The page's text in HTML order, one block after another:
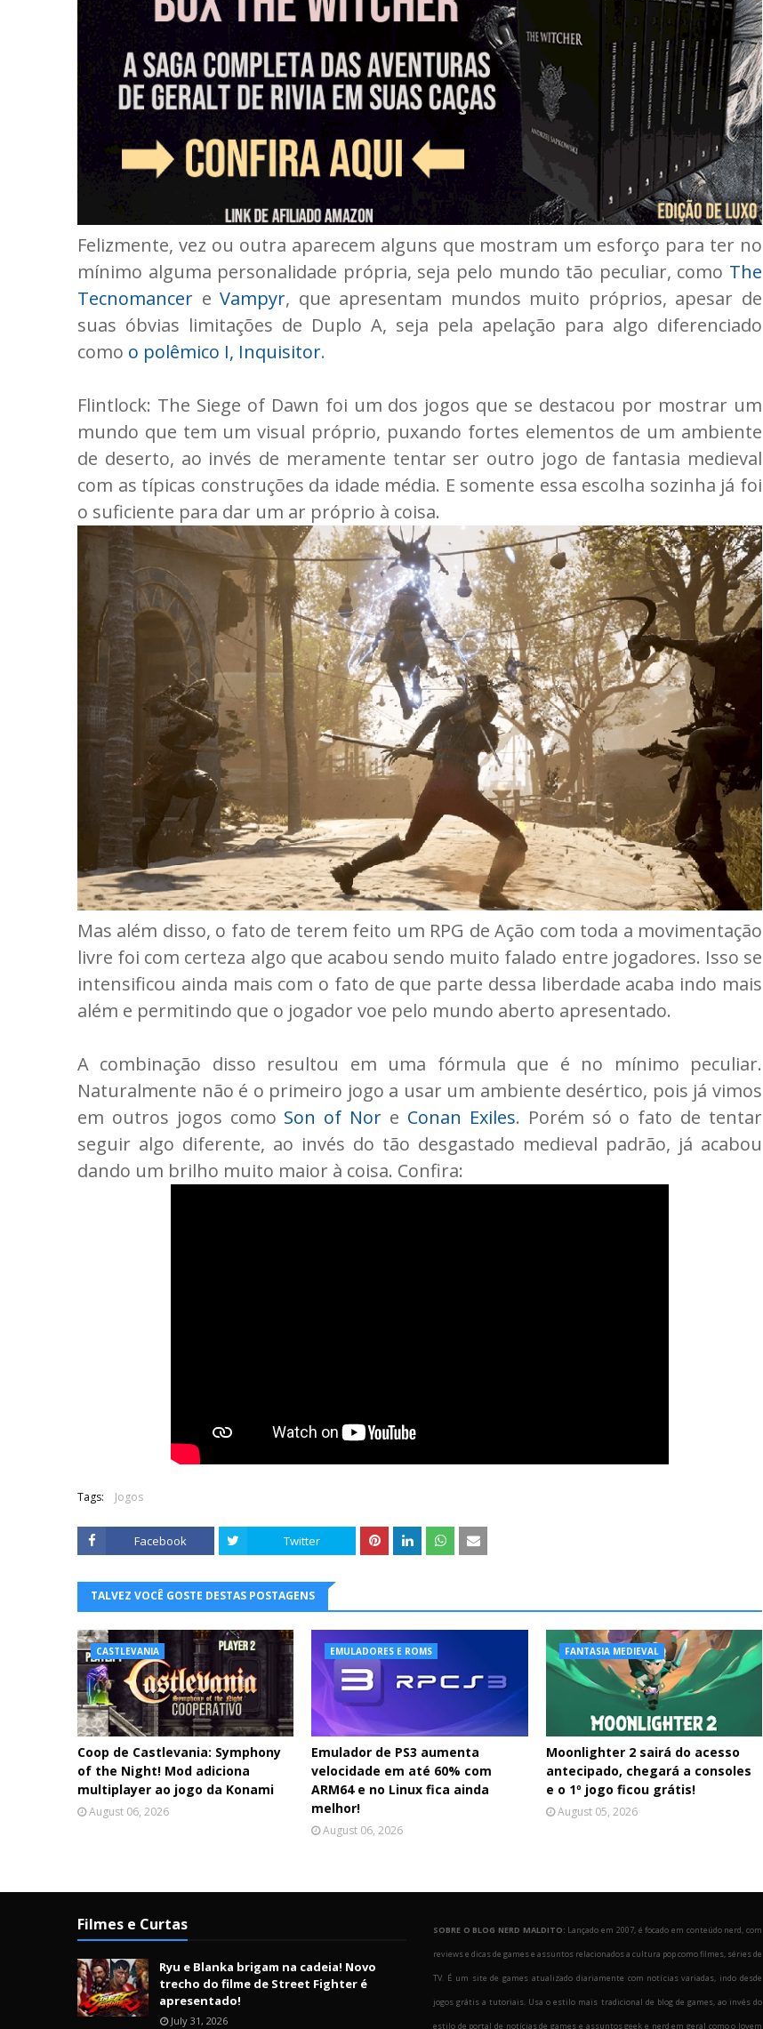
Felizmente, vez ou outra aparecem alguns que mostram um esforço para ter no
mínimo alguma personalidade própria, seja pelo mundo tão peculiar, como The
Tecnomancer eVampyr, que apresentam mundos muito próprios, apesar de
suas óbvias limitações de Duplo A, seja pela apelação para algo diferenciado
como o polêmico I, Inquisitor.
Flintlock: The Siege of Dawn foi um dos jogos que se destacou por mostrar um
mundo que tem um visual próprio, puxando fortes elementos de um ambiente
de deserto, ao invés de meramente tentar ser outro jogo de fantasia medieval
com as típicas construções da idade média. E somente essa escolha sozinha já foi
o suficiente para dar um ar próprio à coisa.
Mas além disso, o fato de terem feito um RPG de Ação com toda a movimentação
livre foi com certeza algo que acabou sendo muito falado entre jogadores. Isso se
intensificou ainda mais com o fato de que parte dessa liberdade acaba indo mais
além e permitindo que o jogador voe pelo mundo aberto apresentado.
A combinação disso resultou em uma fórmula que é no mínimo peculiar.
Naturalmente não é o primeiro jogo a usar um ambiente desértico, pois já vimos
em outros jogos como Son of Nor e Conan Exiles. Porém só o fato de tentar
seguir algo diferente, ao invés do tão desgastado medieval padrão, já acabou
dando um brilho muito maior à coisa. Confira:
Tags: Jogos
Facebook Twitter
TALVEZ VOCÊ GOSTE DESTAS POSTAGENS
CASTLEVANIA
Coop de Castlevania: Symphony
of the Night! Mod adiciona
multiplayer ao jogo da Konami
August 06, 2026
EMULADORES E ROMS
Emulador de PS3 aumenta
velocidade em até 60% com
ARM64 e no Linux fica ainda
melhor!
August 06, 2026
FANTASIA MEDIEVAL
Moonlighter 2 sairá do acesso
antecipado, chegará a consoles
e o 1º jogo ficou grátis!
August 05, 2026
Filmes e Curtas
Ryu e Blanka brigam na cadeia! Novo
trecho do filme de Street Fighter é
apresentado!
July 31, 2026
SOBRE O BLOG NERD MALDITO: Lançado em 2007, é focado em conteúdo nerd, com
reviews e dicas de games e assuntos relacionados a cultura pop como filmes, séries de
TV. É um site de games atualizado diariamente com notícias variadas, indo desde
jogos grátis a tutoriais. Usa o estilo mais tradicional de blog de games, ao invés do
estilo de portal de notícias de games e assuntos geek e nerd em geral como o Jovem